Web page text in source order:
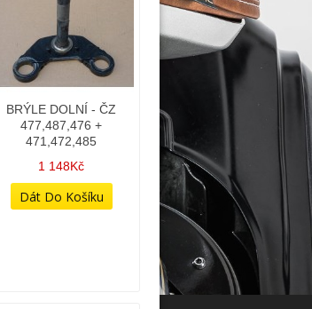
BRÝLE DOLNÍ - ČZ
477,487,476 +
471,472,485
1 148Kč